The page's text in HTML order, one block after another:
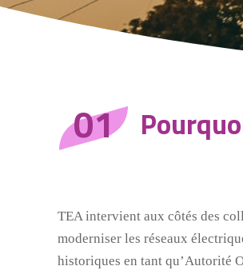
01
TEA intervient aux côtés des
moderniser les réseaux
historiques en tant qu’Autorité